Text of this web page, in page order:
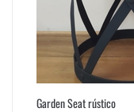
Garden Seat rústico